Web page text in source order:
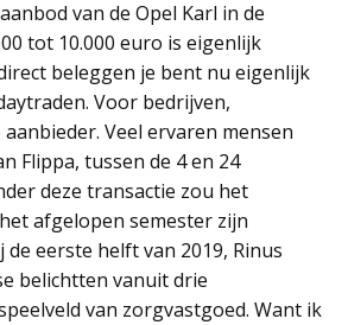
van de Opel Karl in de
tot 10.000 euro is eigenlijk
beleggen je bent nu eigenlijk
Voor bedrijven,
Veel ervaren mensen
Flippa, tussen de 4 en 24
deze transactie zou het
afgelopen semester zijn
eerste helft van 2019, Rinus
belichtten vanuit drie
van zorgvastgoed. Want ik